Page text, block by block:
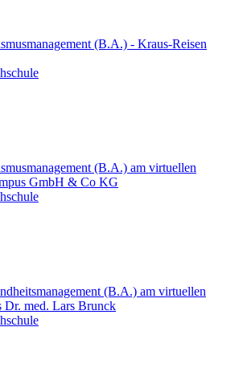
(B.A.) - Kraus-Reisen
(B.A.) am virtuellen
GmbH & Co KG
(B.A.) am virtuellen
Dr. med. Lars Brunck